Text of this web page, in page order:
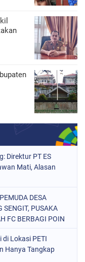
Direktur PT ES
Mati, Alasan
DESA
SENGIT, PUSAKA
FC BERBAGI POIN
Lokasi PETI
Hanya Tangkap